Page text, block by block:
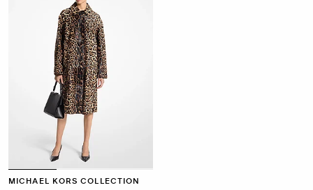
MICHAEL KORS COLLECTION